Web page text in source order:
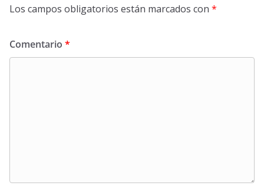
Los campos obligatorios están marcados con *
Comentario *